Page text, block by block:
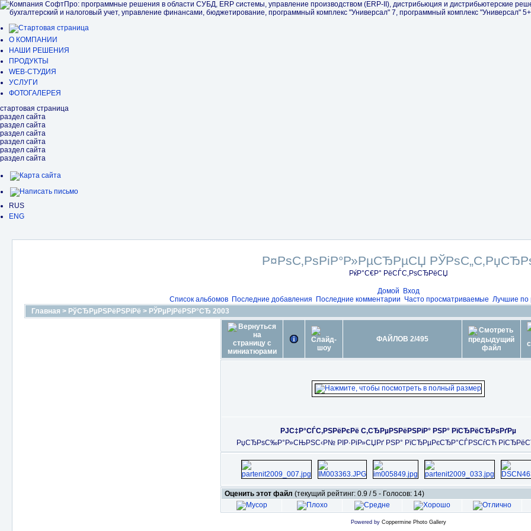
О КОМПАНИИ
НАШИ РЕШЕНИЯ
ПРОДУКТЫ
WEB-СТУДИЯ
УСЛУГИ
ФОТОГАЛЕРЕЯ
стартовая страница
раздел сайта
раздел сайта
раздел сайта
раздел сайта
раздел сайта
раздел сайта
RUS
ENG
Р¤РѕС‚РѕРіР°Р»РµСЂРµСЏ
РќР°С€Р° РёСЃС‚РѕСЂРёСЏ
Домой
Вход
Список альбомов Последние добавления Последние комментарии Часто просматриваемые Лучшие по
Главная > РўСЂРµРЅРёРЅРіРё > РЎРµРјРёРЅР°СЂ 2003
ФАЙЛОВ 2/495
РЈС‡Р°СЃС‚РЅРёРєРё С‚СЂРµРЅРёРЅРіР° РЅР° РїСЂРёСЂРѕРґРµ
РџСЂРѕС‰Р°Р»СЊРЅС‹Р№ РІР·РіР»СЏРґ РЅР° РїСЂРµРєСЂР°СЃРЅСѓСЋ
Оценить этот файл (текущий рейтинг: 0.9 / 5 - Голосов: 14)
Powered by Coppermine Photo Gallery